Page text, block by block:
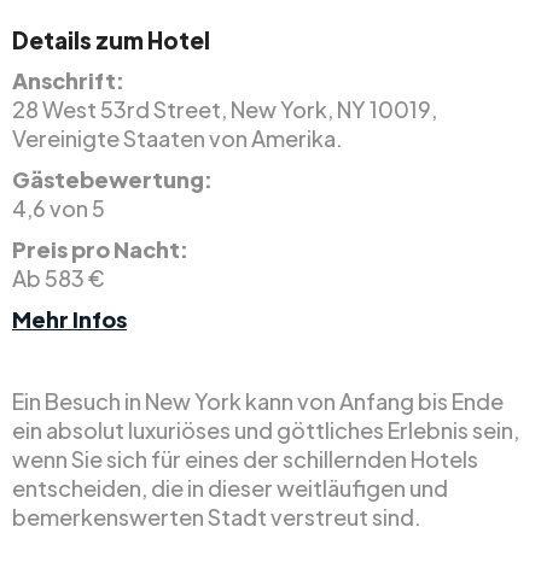
Details zum Hotel
Anschrift:
28 West 53rd Street, New York, NY 10019,
Vereinigte Staaten von Amerika.
Gästebewertung:
4,6 von 5
Preis pro Nacht:
Ab 583 €
Mehr Infos
Ein Besuch in New York kann von Anfang bis Ende
ein absolut luxuriöses und göttliches Erlebnis sein,
wenn Sie sich für eines der schillernden Hotels
entscheiden, die in dieser weitläufigen und
bemerkenswerten Stadt verstreut sind.